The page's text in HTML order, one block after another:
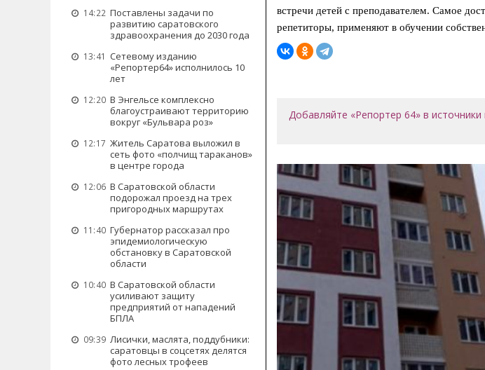
14:22 Поставлены задачи по
развитию саратовского
здравоохранения до 2030 года
13:41 Сетевому изданию
«Репортер64» исполнилось 10
лет
12:20 В Энгельсе комплексно
благоустраивают территорию
вокруг «Бульвара роз»
12:17 Житель Саратова выложил в
сеть фото «полчищ тараканов»
в центре города
12:06 В Саратовской области
подорожал проезд на трех
пригородных маршрутах
11:40 Губернатор рассказал про
эпидемиологическую
обстановку в Саратовской
области
10:40 В Саратовской области
усиливают защиту
предприятий от нападений
БПЛА
09:39 Лисички, маслята, поддубники:
саратовцы в соцсетях делятся
фото лесных трофеев
встречи детей с преподавателем. Самое
репетиторы, применяют в обучении
Добавляйте «Репортер 64» в